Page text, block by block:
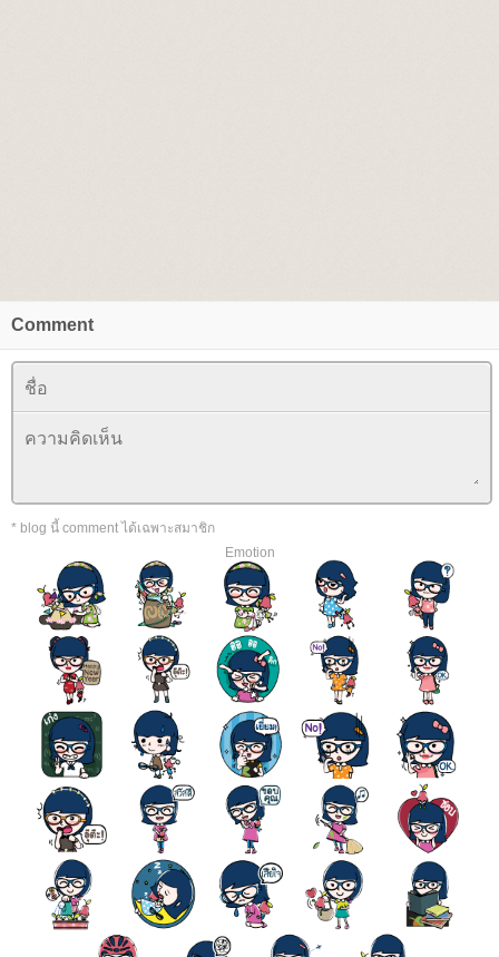
Comment
* blog นี้ comment ได้เฉพาะสมาชิก
Emotion